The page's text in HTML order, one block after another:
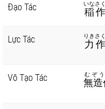
Đạo Tác 稲作
いなさく
Lực Tác 力作
りきさく
Vô Tạo Tác 無造
むぞう